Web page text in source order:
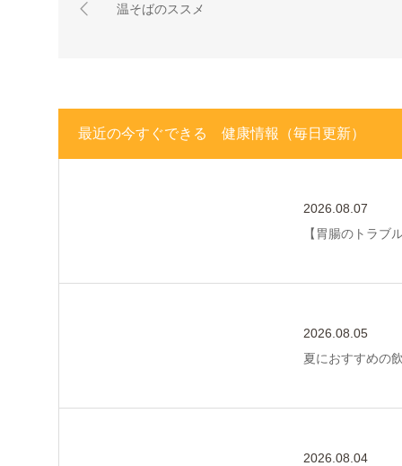
温そばのススメ
最近の今すぐできる 健康情報（毎日更新）
2026.08.07
【胃腸のトラブ
2026.08.05
夏におすすめの
2026.08.04